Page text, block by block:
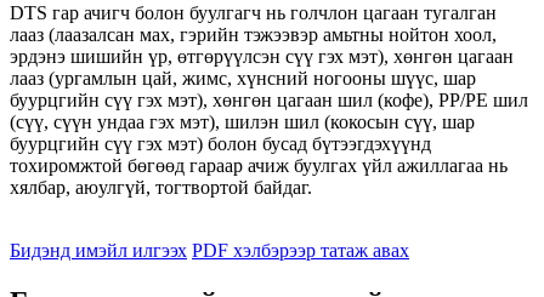
DTS гар ачигч болон буулгагч нь голчлон цагаан тугалган
лааз (лаазалсан мах, гэрийн тэжээвэр амьтны нойтон хоол,
эрдэнэ шишийн үр, өтгөрүүлсэн сүү гэх мэт), хөнгөн цагаан
лааз (ургамлын цай, жимс, хүнсний ногооны шүүс, шар
буурцгийн сүү гэх мэт), хөнгөн цагаан шил (кофе), PP/PE шил
(сүү, сүүн ундаа гэх мэт), шилэн шил (кокосын сүү, шар
буурцгийн сүү гэх мэт) болон бусад бүтээгдэхүүнд
тохиромжтой бөгөөд гараар ачиж буулгах үйл ажиллагаа нь
хялбар, аюулгүй, тогтвортой байдаг.
Бидэнд имэйл илгээх PDF хэлбэрээр татаж авах